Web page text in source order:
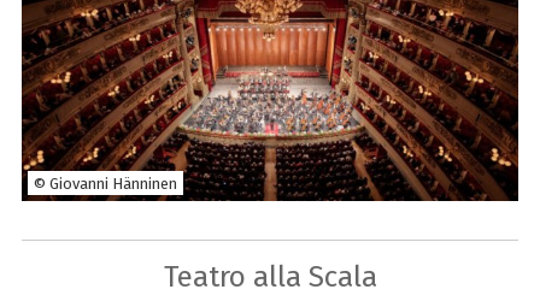
© Giovanni Hänninen
Teatro alla Scala